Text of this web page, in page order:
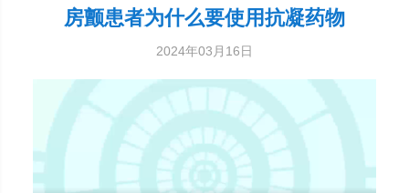
房颤患者为什么要使用抗凝药物
2024年03月16日